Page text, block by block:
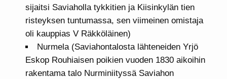
sijaitsi Saviaholla tykkitien ja Kiisinkylän tien
risteyksen tuntumassa, sen viimeinen omistaja
oli kauppias V Räkköläinen)
Nurmela (Saviahontalosta lähteneiden Yrjö
Eskop Rouhiaisen poikien vuoden 1830 aikoihin
rakentama talo Nurminiityssä Saviahon